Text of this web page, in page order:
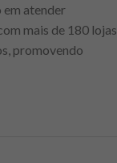
em atender
mais de 180 lojas
promovendo